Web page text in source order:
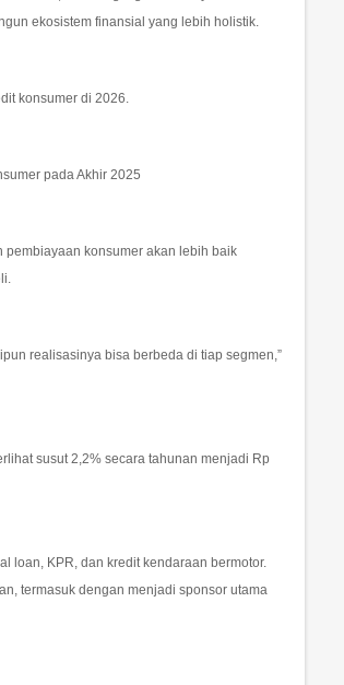
ekosistem finansial yang lebih holistik.
konsumer di 2026.
pada Akhir 2025
pembiayaan konsumer akan lebih baik
realisasinya bisa berbeda di tiap segmen,”
susut 2,2% secara tahunan menjadi Rp
loan, KPR, dan kredit kendaraan bermotor.
termasuk dengan menjadi sponsor utama